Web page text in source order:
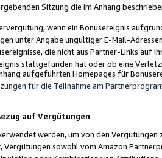
Sitzung die im Anhang
wenn ein Bonusereignis
unter Angabe ungültiger E-Mail-
die nicht aus Partner-Links auf
stattgefunden hat oder ob eine
aufgeführten Homepages für
für die Teilnahme am
auf Vergütungen
werden, um von den
Vergütungen sowohl vom Amazon